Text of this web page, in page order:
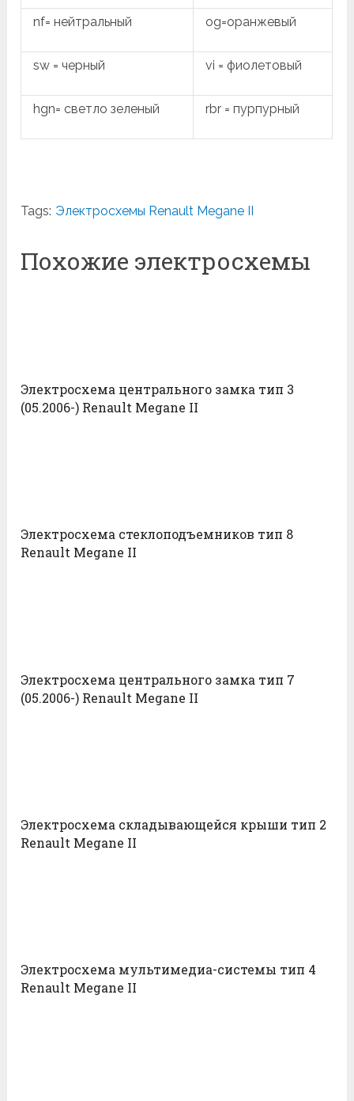
nf= нейтральный og=оранжевый
sw = черный vi = фиолетовый
hgn= светло зеленый rbr = пурпурный
Tags: Электросхемы Renault Megane II
Похожие электросхемы
Электросхема центрального замка тип 3
(05.2006-) Renault Megane II
Электросхема стеклоподъемников тип 8
Renault Megane II
Электросхема центрального замка тип 7
(05.2006-) Renault Megane II
Электросхема складывающейся крыши тип 2
Renault Megane II
Электросхема мультимедиа-системы тип 4
Renault Megane II